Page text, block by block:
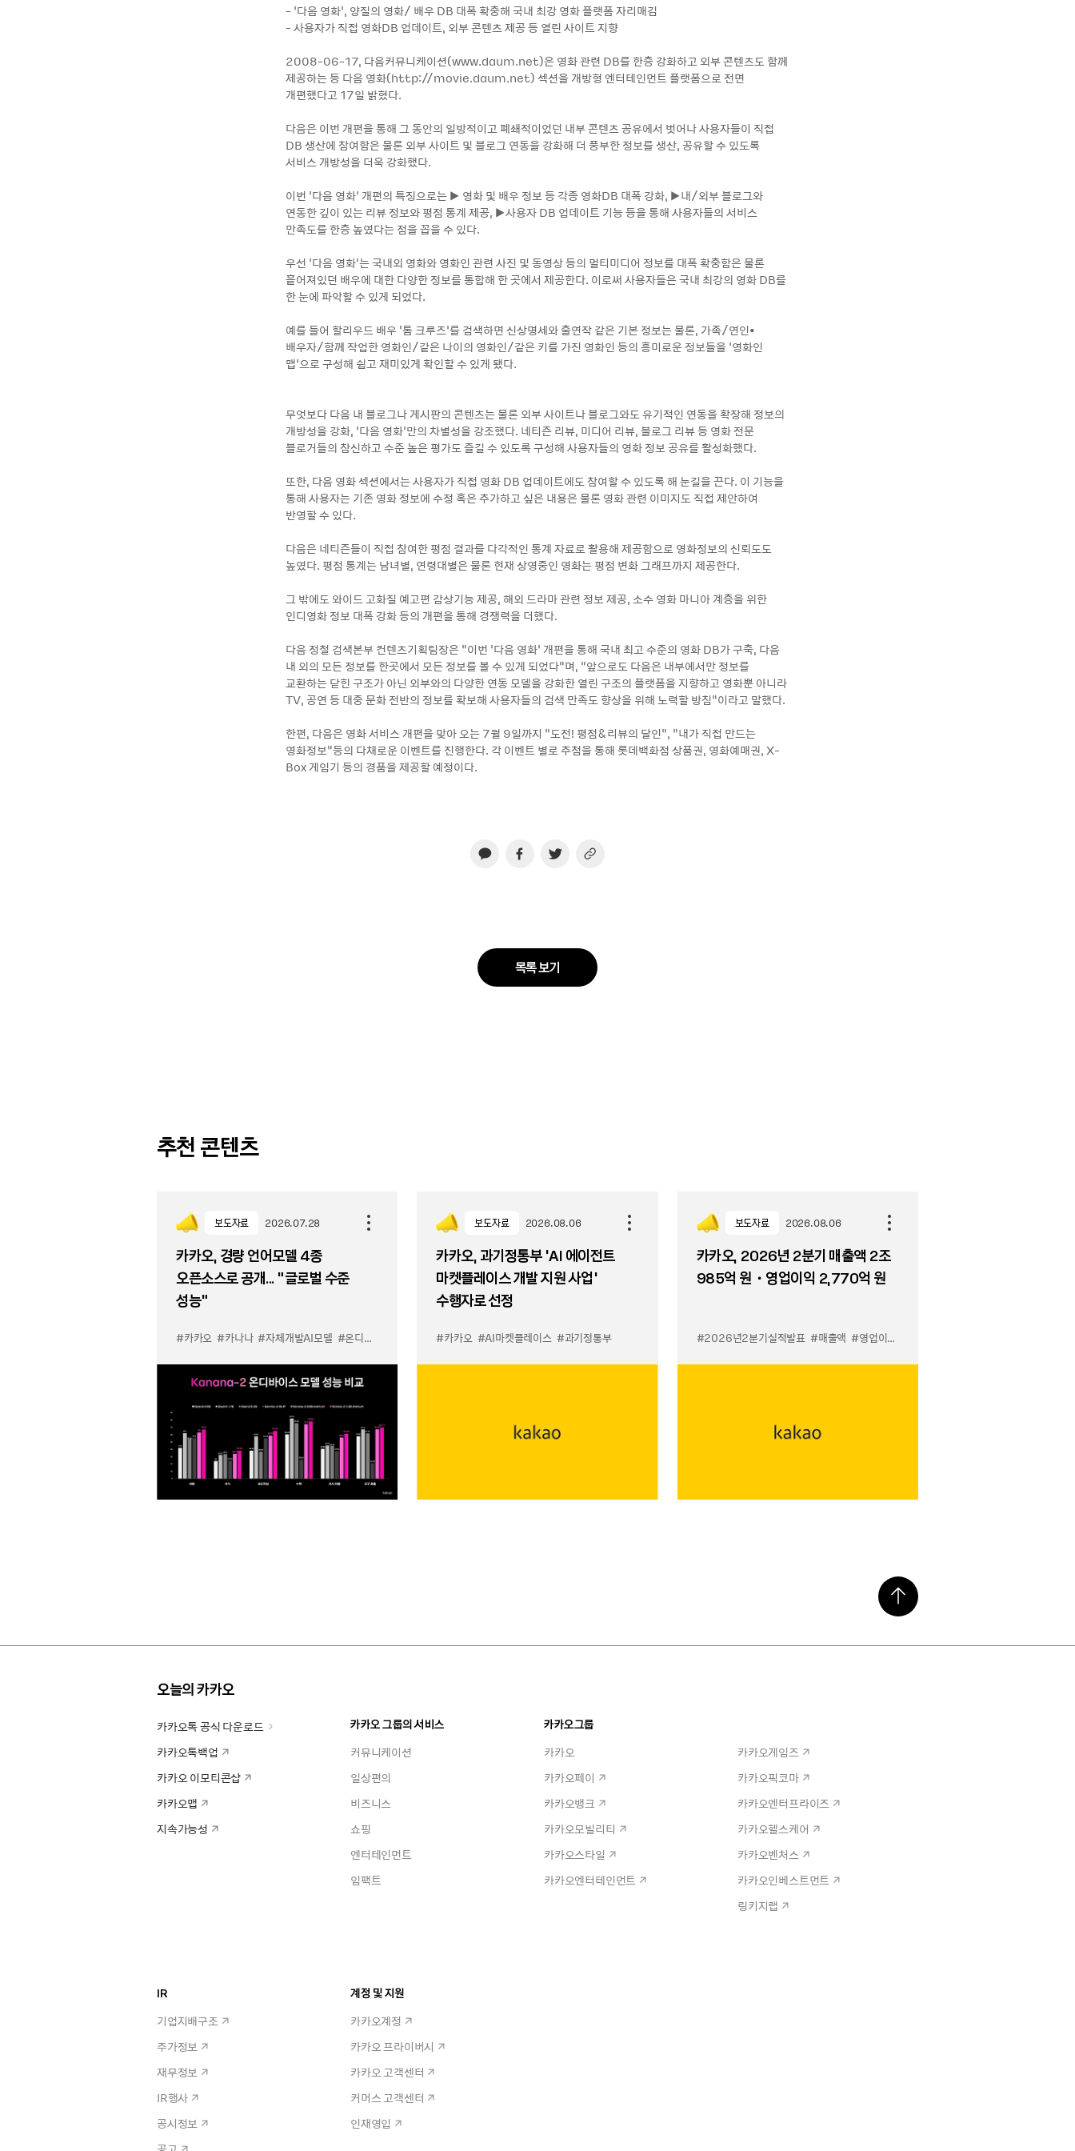
- ‘다음 영화’, 양질의 영화/ 배우 DB 대폭 확충해 국내 최강 영화 플랫폼 자리매김
- 사용자가 직접 영화DB 업데이트, 외부 콘텐츠 제공 등 열린 사이트 지향
2008-06-17, 다음커뮤니케이션(www.daum.net)은 영화 관련 DB를 한층 강화하고 외부 콘텐츠도 함께
제공하는 등 다음 영화(http://movie.daum.net) 섹션을 개방형 엔터테인먼트 플랫폼으로 전면
개편했다고 17일 밝혔다.
다음은 이번 개편을 통해 그 동안의 일방적이고 폐쇄적이었던 내부 콘텐츠 공유에서 벗어나 사용자들이 직접
DB 생산에 참여함은 물론 외부 사이트 및 블로그 연동을 강화해 더 풍부한 정보를 생산, 공유할 수 있도록
서비스 개방성을 더욱 강화했다.
이번 ‘다음 영화’ 개편의 특징으로는 ▶ 영화 및 배우 정보 등 각종 영화DB 대폭 강화, ▶내/외부 블로그와
연동한 깊이 있는 리뷰 정보와 평점 통계 제공, ▶사용자 DB 업데이트 기능 등을 통해 사용자들의 서비스
만족도를 한층 높였다는 점을 꼽을 수 있다.
우선 ‘다음 영화’는 국내외 영화와 영화인 관련 사진 및 동영상 등의 멀티미디어 정보를 대폭 확충함은 물론
흩어져있던 배우에 대한 다양한 정보를 통합해 한 곳에서 제공한다. 이로써 사용자들은 국내 최강의 영화 DB를
한 눈에 파악할 수 있게 되었다.
예를 들어 할리우드 배우 ‘톰 크루즈’를 검색하면 신상명세와 출연작 같은 기본 정보는 물론, 가족/연인•
배우자/함께 작업한 영화인/같은 나이의 영화인/같은 키를 가진 영화인 등의 흥미로운 정보들을 ‘영화인
맵’으로 구성해 쉽고 재미있게 확인할 수 있게 됐다.
무엇보다 다음 내 블로그나 게시판의 콘텐츠는 물론 외부 사이트나 블로그와도 유기적인 연동을 확장해 정보의
개방성을 강화, ‘다음 영화’만의 차별성을 강조했다. 네티즌 리뷰, 미디어 리뷰, 블로그 리뷰 등 영화 전문
블로거들의 참신하고 수준 높은 평가도 즐길 수 있도록 구성해 사용자들의 영화 정보 공유를 활성화했다.
또한, 다음 영화 섹션에서는 사용자가 직접 영화 DB 업데이트에도 참여할 수 있도록 해 눈길을 끈다. 이 기능을
통해 사용자는 기존 영화 정보에 수정 혹은 추가하고 싶은 내용은 물론 영화 관련 이미지도 직접 제안하여
반영할 수 있다.
다음은 네티즌들이 직접 참여한 평점 결과를 다각적인 통계 자료로 활용해 제공함으로 영화정보의 신뢰도도
높였다. 평점 통계는 남녀별, 연령대별은 물론 현재 상영중인 영화는 평점 변화 그래프까지 제공한다.
그 밖에도 와이드 고화질 예고편 감상기능 제공, 해외 드라마 관련 정보 제공, 소수 영화 마니아 계층을 위한
인디영화 정보 대폭 강화 등의 개편을 통해 경쟁력을 더했다.
다음 정철 검색본부 컨텐츠기획팀장은 “이번 ‘다음 영화’ 개편을 통해 국내 최고 수준의 영화 DB가 구축, 다음
내 외의 모든 정보를 한곳에서 모든 정보를 볼 수 있게 되었다”며, “앞으로도 다음은 내부에서만 정보를
교환하는 닫힌 구조가 아닌 외부와의 다양한 연동 모델을 강화한 열린 구조의 플랫폼을 지향하고 영화뿐 아니라
TV, 공연 등 대중 문화 전반의 정보를 확보해 사용자들의 검색 만족도 향상을 위해 노력할 방침”이라고 말했다.
한편, 다음은 영화 서비스 개편을 맞아 오는 7월 9일까지 “도전! 평점&리뷰의 달인“, “내가 직접 만드는
영화정보“등의 다채로운 이벤트를 진행한다. 각 이벤트 별로 추첨을 통해 롯데백화점 상품권, 영화예매권, X-
Box 게임기 등의 경품을 제공할 예정이다.
목록 보기
추천 콘텐츠
보도자료 2026.07.28
카카오, 경량 언어모델 4종
오픈소스로 공개... “글로벌 수준
성능”
#카카오 #카나나 #자체개발AI모델 #온디바이스
보도자료 2026.08.06
카카오, 과기정통부 ‘AI 에이전트
마켓플레이스 개발 지원 사업’
수행자로 선정
#카카오 #AI마켓플레이스 #과기정통부
보도자료 2026.08.06
카카오, 2026년 2분기 매출액 2조
985억 원・영업이익 2,770억 원
#2026년2분기실적발표 #매출액 #영업이익
오늘의 카카오
카카오톡 공식 다운로드
카카오톡백업
카카오 이모티콘샵
카카오맵
지속가능성
카카오 그룹의 서비스
커뮤니케이션
일상편의
비즈니스
쇼핑
엔터테인먼트
임팩트
카카오그룹
카카오
카카오페이
카카오뱅크
카카오모빌리티
카카오스타일
카카오엔터테인먼트
카카오게임즈
카카오픽코마
카카오엔터프라이즈
카카오헬스케어
카카오벤처스
카카오인베스트먼트
링키지랩
IR
기업지배구조
주가정보
재무정보
IR행사
공시정보
계정 및 지원
카카오계정
카카오 프라이버시
카카오 고객센터
커머스 고객센터
인재영입